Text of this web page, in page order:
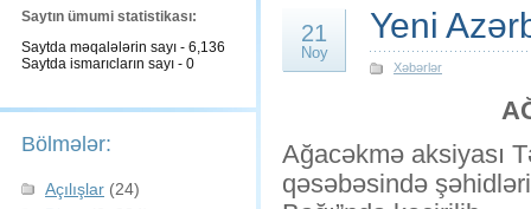
Saytın ümumi statistikası:
Saytda məqalələrin sayı - 6,136
Saytda ismarıcların sayı - 0
Bölmələr:
Açılışlar (24)
21
Noy
Yeni
Xəbərlər
Ağacəkmə aksiyası
qəsəbəsində